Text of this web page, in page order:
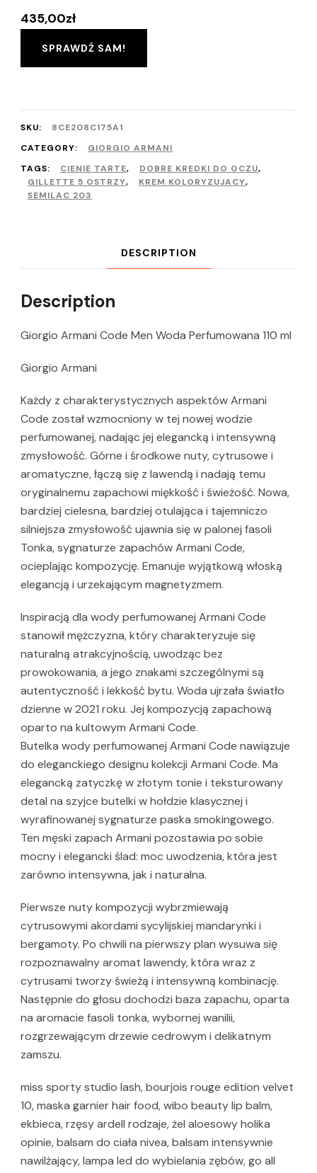
435,00zł
SPRAWDŹ SAM!
SKU:
8CE208C175A1
CATEGORY:
GIORGIO ARMANI
TAGS:
CIENIE TARTE, DOBRE KREDKI DO OCZU,
GILLETTE 5 OSTRZY, KREM KOLORYZUJACY,
SEMILAC 203
DESCRIPTION
Description
Giorgio Armani Code Men Woda Perfumowana 110 ml
Giorgio Armani
Każdy z charakterystycznych aspektów Armani
Code został wzmocniony w tej nowej wodzie
perfumowanej, nadając jej elegancką i intensywną
zmysłowość. Górne i środkowe nuty, cytrusowe i
aromatyczne, łączą się z lawendą i nadają temu
oryginalnemu zapachowi miękkość i świeżość. Nowa,
bardziej cielesna, bardziej otulająca i tajemniczo
silniejsza zmysłowość ujawnia się w palonej fasoli
Tonka, sygnaturze zapachów Armani Code,
ocieplając kompozycję. Emanuje wyjątkową włoską
elegancją i urzekającym magnetyzmem.
Inspiracją dla wody perfumowanej Armani Code
stanowił mężczyzna, który charakteryzuje się
naturalną atrakcyjnością, uwodząc bez
prowokowania, a jego znakami szczególnymi są
autentyczność i lekkość bytu. Woda ujrzała światło
dzienne w 2021 roku. Jej kompozycją zapachową
oparto na kultowym Armani Code.
Butelka wody perfumowanej Armani Code nawiązuje
do eleganckiego designu kolekcji Armani Code. Ma
elegancką zatyczkę w złotym tonie i teksturowany
detal na szyjce butelki w hołdzie klasycznej i
wyrafinowanej sygnaturze paska smokingowego.
Ten męski zapach Armani pozostawia po sobie
mocny i elegancki ślad: moc uwodzenia, która jest
zarówno intensywna, jak i naturalna.
Pierwsze nuty kompozycji wybrzmiewają
cytrusowymi akordami sycylijskiej mandarynki i
bergamoty. Po chwili na pierwszy plan wysuwa się
rozpoznawalny aromat lawendy, która wraz z
cytrusami tworzy świeżą i intensywną kombinację.
Następnie do głosu dochodzi baza zapachu, oparta
na aromacie fasoli tonka, wybornej wanilii,
rozgrzewającym drzewie cedrowym i delikatnym
zamszu.
miss sporty studio lash, bourjois rouge edition velvet
10, maska garnier hair food, wibo beauty lip balm,
ekbieca, rzęsy ardell rodzaje, żel aloesowy holika
opinie, balsam do ciała nivea, balsam intensywnie
nawilżający, lampa led do wybielania zębów, go all